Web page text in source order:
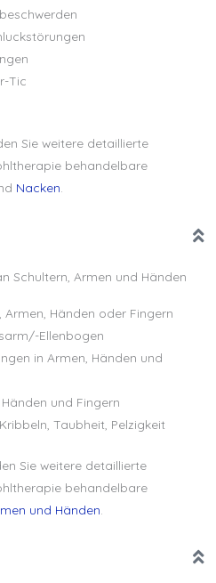
Tic
Sie weitere detaillierte
behandelbare
Nacken.
Schultern, Armen und Händen
Armen, Händen oder Fingern
Ellenbogen
in Armen, Händen und
und Fingern
Taubheit, Pelzigkeit
Sie weitere detaillierte
behandelbare
und Händen